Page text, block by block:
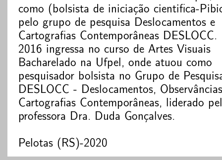
como (bolsista de iniciação cientifica-
pelo grupo de pesquisa Deslocamentos e
Cartografias Contemporâneas DESLOCC.
2016 ingressa no curso de Artes Visuais
Bacharelado na Ufpel, onde atuou como
pesquisador bolsista no Grupo de
DESLOCC - Deslocamentos,
Cartografias Contemporâneas, liderado
professora Dra. Duda Gonçalves.
Pelotas (RS)-2020